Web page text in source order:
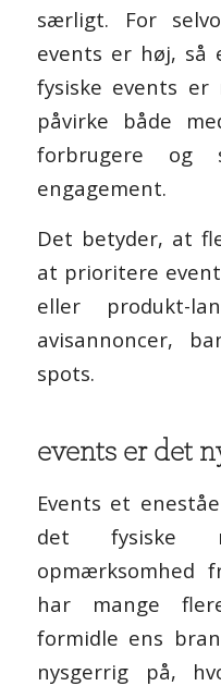
særligt. For
events er høj, så
fysiske events er
påvirke både
forbrugere og
engagement.
Det betyder, at
at prioritere
eller produkt-
avisannoncer,
spots.
events er det
Events et
det fysiske
opmærksomhed
har mange
formidle ens
nysgerrig på,